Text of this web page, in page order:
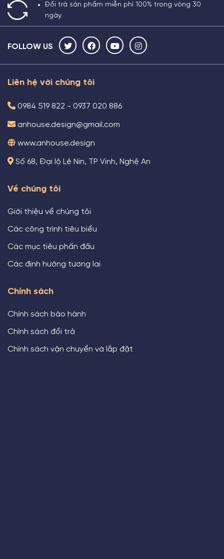
Đổi trả sản phẩm miễn phí 100% trong vòng 30
ngày
FOLLOW US
Liên hệ với chúng tôi
0984 519 822 - 0937 020 886
anhouse.design@gmail.com
www.anhouse.design
Số 68, Đại lộ Lê Nin, TP Vinh, Nghệ An
Về chúng tôi
Giới thiệu về chúng tôi
Các công trình tiêu biểu
Các mục tiêu phấn đấu
Các định hướng tương lai
Chính sách
Chính sách bảo hành
Chính sách đổi trả
Chính sách vận chuyển và lắp đặt